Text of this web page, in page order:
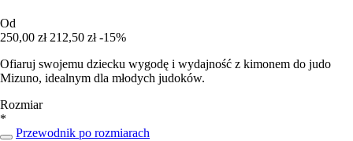
Od
250,00 zł 212,50 zł -15%
Ofiaruj swojemu dziecku wygodę i wydajność z kimonem do judo
Mizuno, idealnym dla młodych judoków.
Rozmiar
*
Przewodnik po rozmiarach